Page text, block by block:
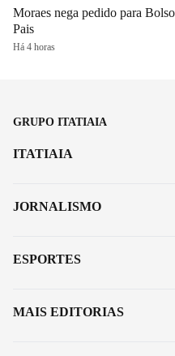
Moraes nega pedido para
Pais
Há 4 horas
GRUPO ITATIAIA
ITATIAIA
JORNALISMO
ESPORTES
MAIS EDITORIAS